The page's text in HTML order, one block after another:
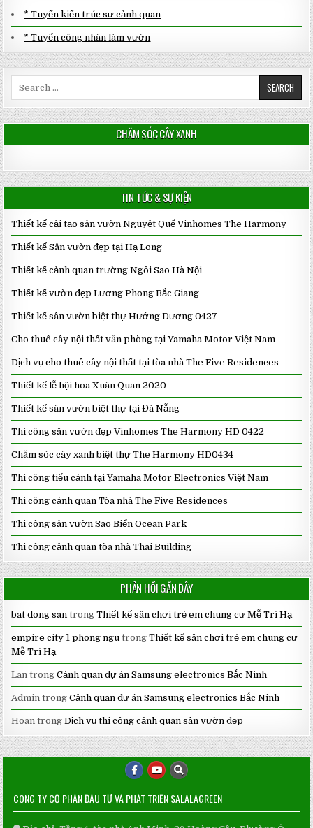
* Tuyển kiến trúc sư cảnh quan
* Tuyển công nhân làm vườn
CHĂM SÓC CÂY XANH
TIN TỨC & SỰ KIỆN
Thiết kế cải tạo sân vườn Nguyệt Quế Vinhomes The Harmony
Thiết kế Sân vườn đẹp tại Hạ Long
Thiết kế cảnh quan trường Ngôi Sao Hà Nội
Thiết kế vườn đẹp Lương Phong Bắc Giang
Thiết kế sân vườn biệt thự Hướng Dương 0427
Cho thuê cây nội thất văn phòng tại Yamaha Motor Việt Nam
Dịch vụ cho thuê cây nội thất tại tòa nhà The Five Residences
Thiết kế lễ hội hoa Xuân Quan 2020
Thiết kế sân vườn biệt thự tại Đà Nẵng
Thi công sân vườn đẹp Vinhomes The Harmony HD 0422
Chăm sóc cây xanh biệt thự The Harmony HD0434
Thi công tiểu cảnh tại Yamaha Motor Electronics Việt Nam
Thi công cảnh quan Tòa nhà The Five Residences
Thi công sân vườn Sao Biển Ocean Park
Thi công cảnh quan tòa nhà Thai Building
PHẢN HỒI GẦN ĐÂY
bat dong san trongThiết kế sân chơi trẻ em chung cư Mễ Trì Hạ
empire city 1 phong ngu trongThiết kế sân chơi trẻ em chung cư
Mễ Trì Hạ
Lan trongCảnh quan dự án Samsung electronics Bắc Ninh
Admin trongCảnh quan dự án Samsung electronics Bắc Ninh
Hoan trongDịch vụ thi công cảnh quan sân vườn đẹp
CÔNG TY CỔ PHẦN ĐẦU TƯ VÀ PHÁT TRIỂN SALALAGREEN